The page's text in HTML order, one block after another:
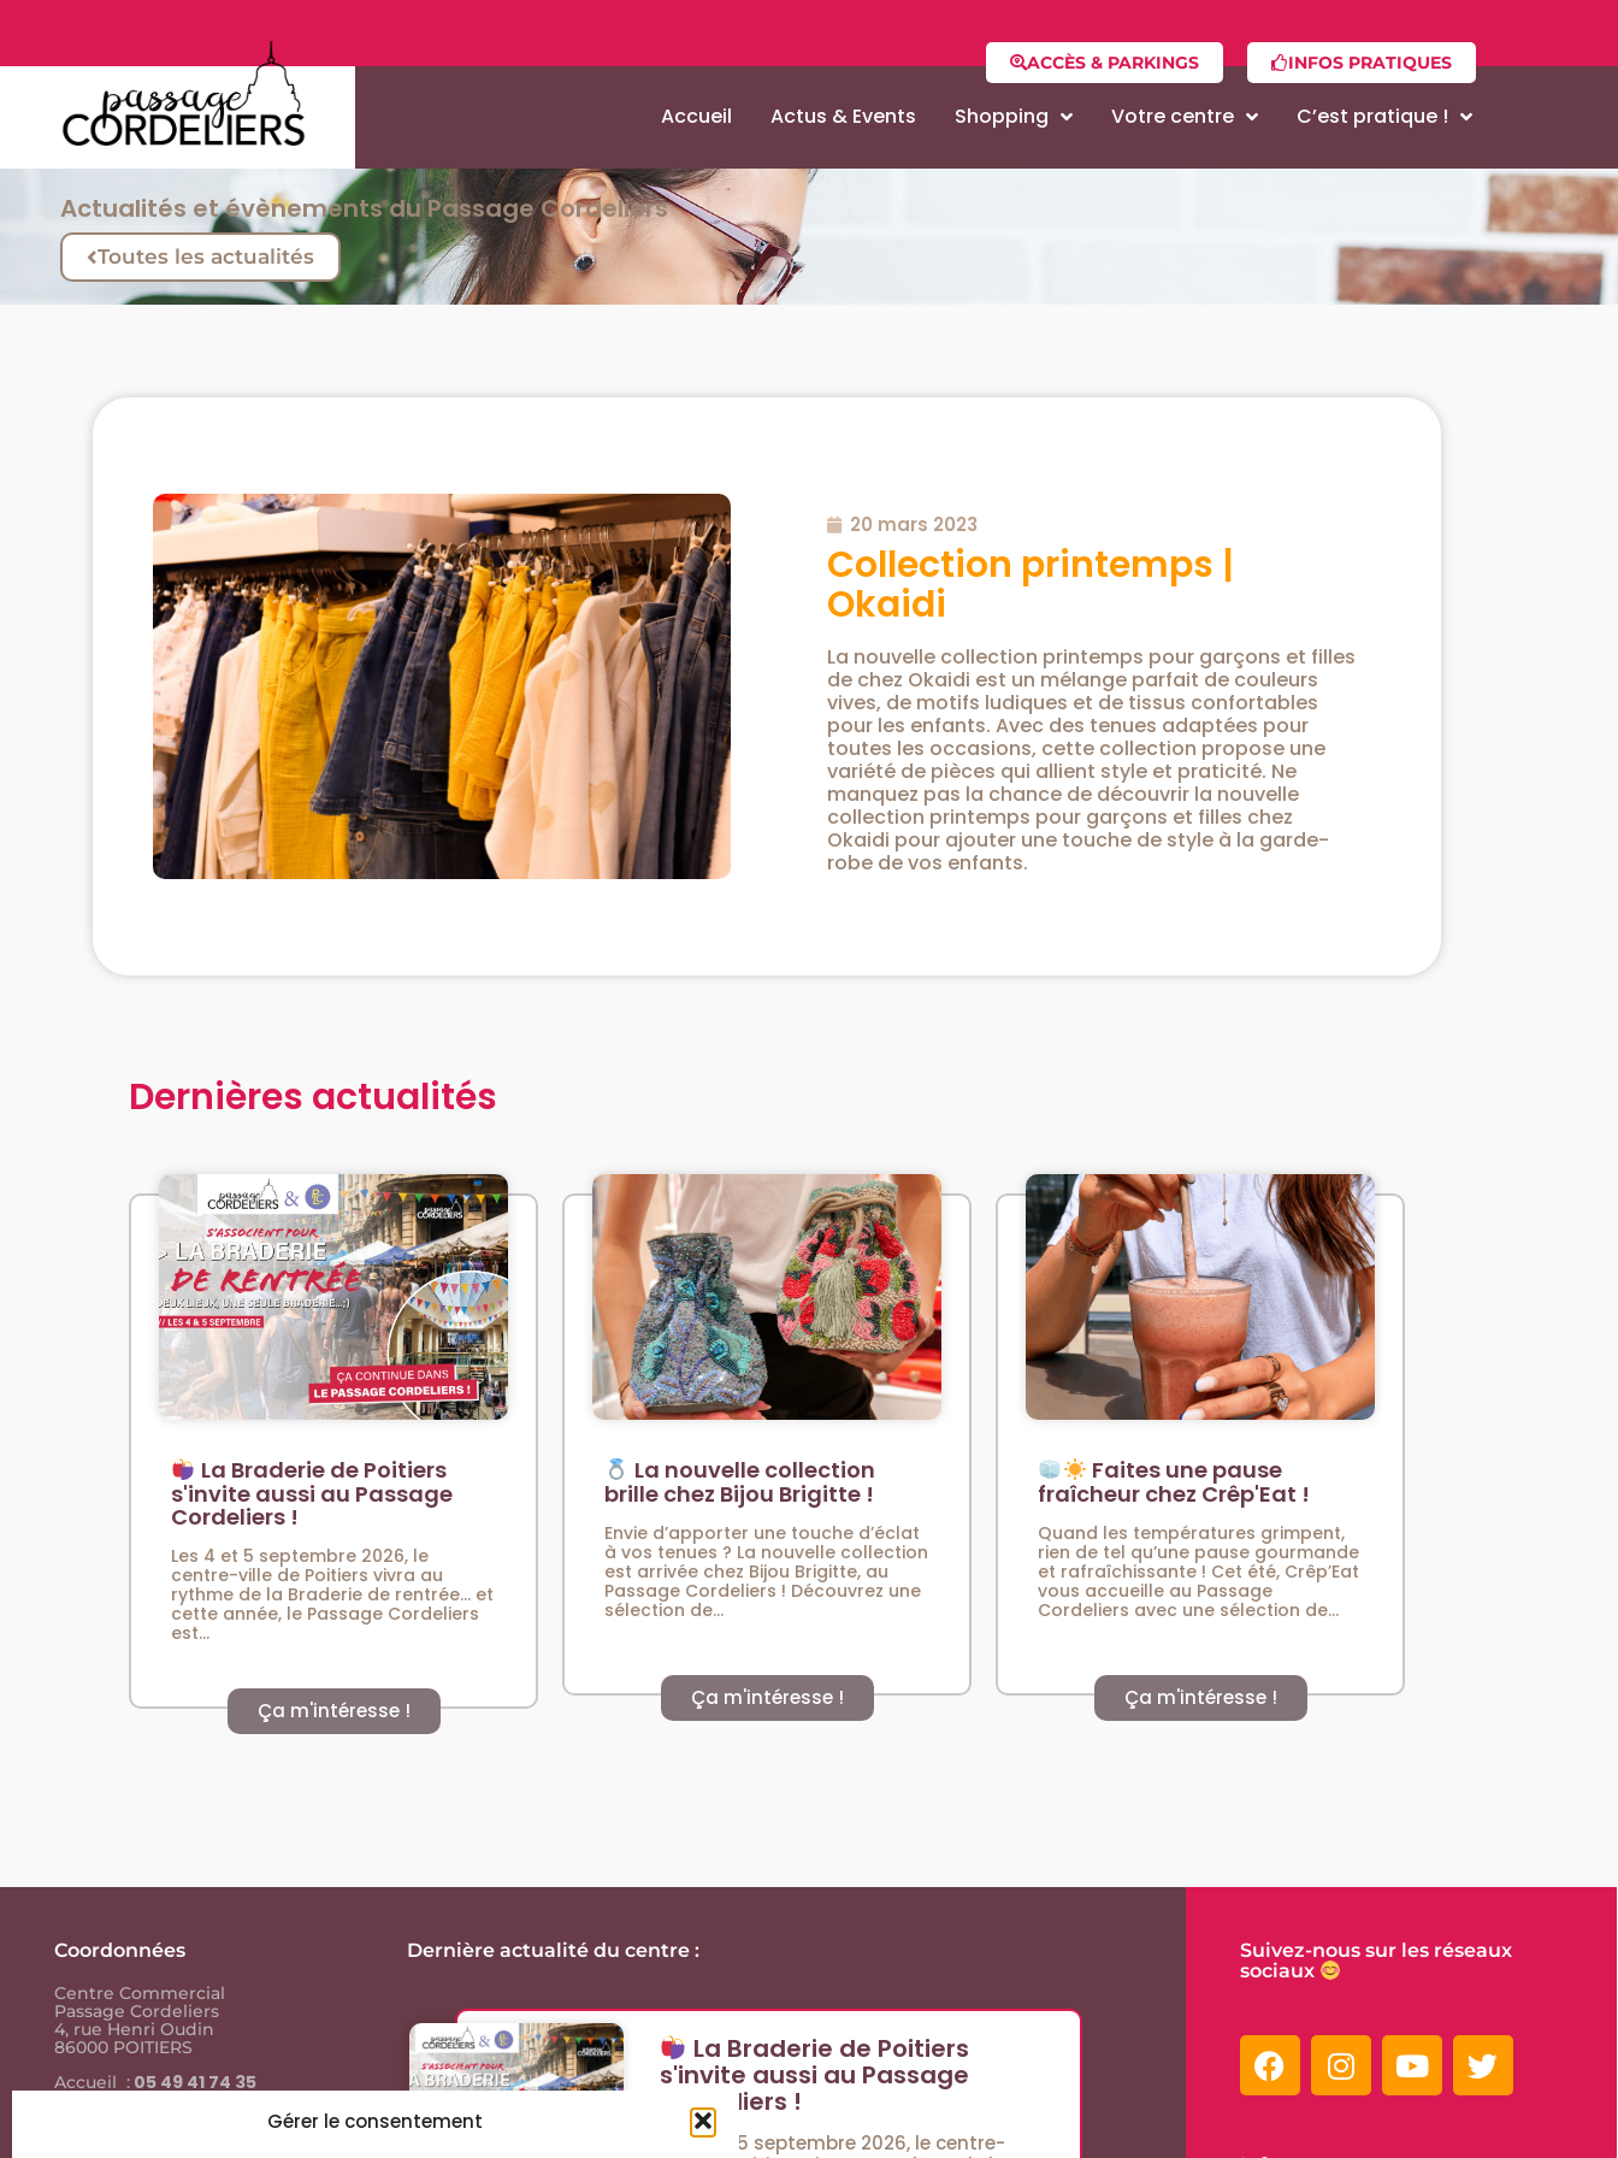
Gérer le consentement
ACCÈS & PARKINGS INFOS PRATIQUES
Accueil Actus & Events Shopping Votre centre C’est pratique !
Actualités et évènements du Passage Cordeliers
Toutes les actualités
20 mars 2023
Collection printemps |
Okaidi
La nouvelle collection printemps pour garçons et filles
de chez Okaidi est un mélange parfait de couleurs
vives, de motifs ludiques et de tissus confortables
pour les enfants. Avec des tenues adaptées pour
toutes les occasions, cette collection propose une
variété de pièces qui allient style et praticité. Ne
manquez pas la chance de découvrir la nouvelle
collection printemps pour garçons et filles chez
Okaidi pour ajouter une touche de style à la garde-
robe de vos enfants.
Dernières actualités
La Braderie de Poitiers
s'invite aussi au Passage
Cordeliers !
Les 4 et 5 septembre 2026, le
centre-ville de Poitiers vivra au
rythme de la Braderie de rentrée… et
cette année, le Passage Cordeliers
est...
Ça m'intéresse !
La nouvelle collection
brille chez Bijou Brigitte !
Envie d’apporter une touche d’éclat
à vos tenues ? La nouvelle collection
est arrivée chez Bijou Brigitte, au
Passage Cordeliers ! Découvrez une
sélection de...
Ça m'intéresse !
Faites une pause
fraîcheur chez Crêp'Eat !
Quand les températures grimpent,
rien de tel qu’une pause gourmande
et rafraîchissante ! Cet été, Crêp’Eat
vous accueille au Passage
Cordeliers avec une sélection de...
Ça m'intéresse !
Coordonnées
Centre Commercial
Passage Cordeliers
4, rue Henri Oudin
86000 POITIERS
Accueil : 05 49 41 74 35
Dernière actualité du centre :
La Braderie de Poitiers
s'invite aussi au Passage
Cordeliers !
Les 4 et 5 septembre 2026, le centre-
Suivez-nous sur les réseaux
sociaux